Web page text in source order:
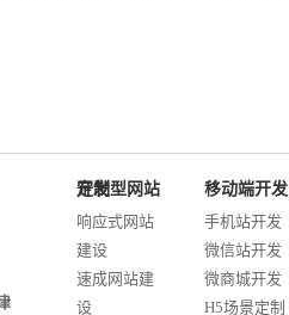
定制型网站开发
响应式网站
建设
速成网站建
设
移动端开发
手机站开发
微信站开发
微商城开发
H5场景定制